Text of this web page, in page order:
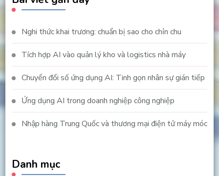
Nghi thức khai trương: chuẩn bị sao cho chỉn chu
Tích hợp AI vào quản lý kho và logistics nhà máy
Chuyển đổi số ứng dụng AI: Tinh gọn nhân sự gián tiếp
Ứng dụng AI trong doanh nghiệp công nghiệp
Nhập hàng Trung Quốc và thương mại điện tử máy móc
Danh mục